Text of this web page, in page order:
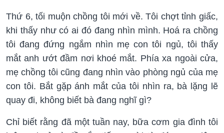
Thứ 6, tối muộn chồng tôi mới về. Tôi chợt tỉnh giấc,
khi thấy như có ai đó đang nhìn mình. Hoá ra chồng
tôi đang đứng ngắm nhìn mẹ con tôi ngủ, tôi thấy
mắt anh ướt đầm nơi khoé mắt. Phía xa ngoài cửa,
mẹ chồng tôi cũng đang nhìn vào phòng ngủ của mẹ
con tôi. Bắt gặp ánh mắt của tôi nhìn ra, bà lặng lẽ
quay đi, không biết bà đang nghĩ gì?
Chỉ biết rằng đã một tuần nay, bữa cơm gia đình tôi